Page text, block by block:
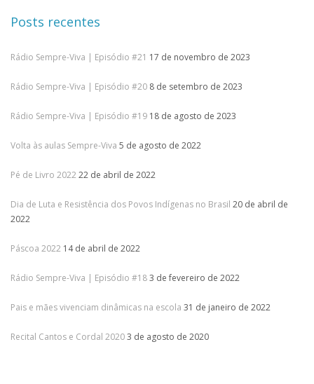
Posts recentes
Rádio Sempre-Viva | Episódio #21 17 de novembro de 2023
Rádio Sempre-Viva | Episódio #20 8 de setembro de 2023
Rádio Sempre-Viva | Episódio #19 18 de agosto de 2023
Volta às aulas Sempre-Viva 5 de agosto de 2022
Pé de Livro 2022 22 de abril de 2022
Dia de Luta e Resistência dos Povos Indígenas no Brasil 20 de abril de
2022
Páscoa 2022 14 de abril de 2022
Rádio Sempre-Viva | Episódio #183 de fevereiro de 2022
Pais e mães vivenciam dinâmicas na escola 31 de janeiro de 2022
Recital Cantos e Cordal 20203 de agosto de 2020